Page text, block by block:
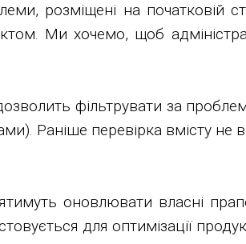
розміщені на початковій
Ми хочемо, щоб
фільтрувати за
Раніше перевірка вмісту
оновлювати власні
для оптимізації